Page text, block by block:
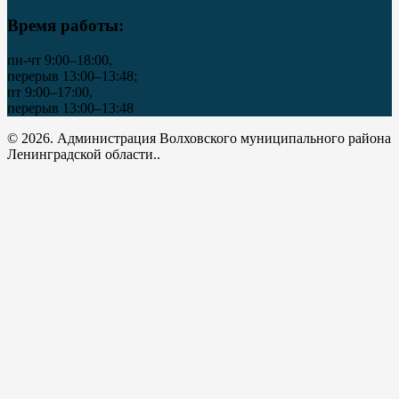
Время работы:
пн-чт 9:00–18:00,
перерыв 13:00–13:48;
пт 9:00–17:00,
перерыв 13:00–13:48
© 2026. Администрация Волховского муниципального района
Ленинградской области..